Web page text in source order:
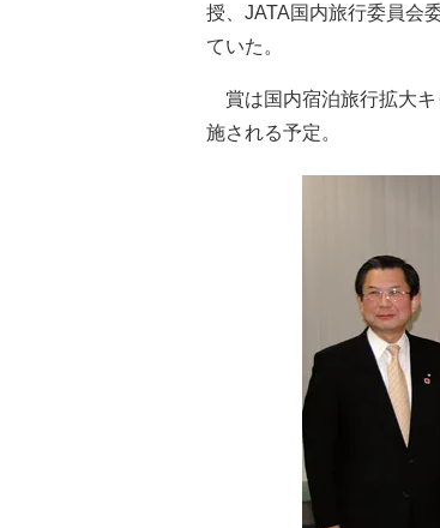
授、JATA国内旅行委員会
ていた。
賞は国内宿泊旅行拡大キ
施される予定。